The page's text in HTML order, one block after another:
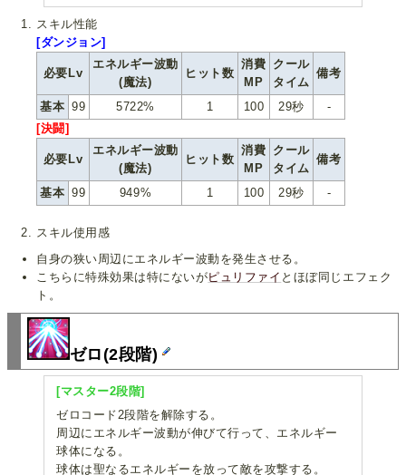
スキル性能
[ダンジョン]
必要Lv
エネルギー波動
(魔法)
ヒット数
消費
MP
クール
タイム
備考
基本 99 5722% 1 100 29秒
-
[決闘]
必要Lv
エネルギー波動
(魔法)
ヒット数
消費
MP
クール
タイム
備考
基本 99 949% 1 100 29秒 -
スキル使用感
自身の狭い周辺にエネルギー波動を発生させる。
こちらに特殊効果は特にないがピュリファイ とほぼ同じエフェク
ト。
ゼロ(2段階)
[マスター2段階]
ゼロコード2段階を解除する。
周辺にエネルギー波動が伸びて行って、エネルギー
球体になる。
球体は聖なるエネルギーを放って敵を攻撃する。